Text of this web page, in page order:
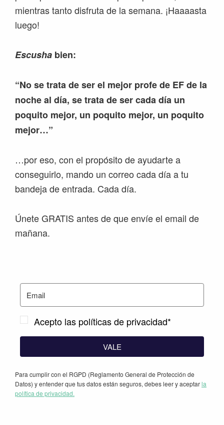
mientras tanto disfruta de la semana. ¡Haaaasta
luego!
Escusha bien:
“No se trata de ser el mejor profe de EF de la
noche al día, se trata de ser cada día un
poquito mejor, un poquito mejor, un poquito
mejor…”
…por eso, con el propósito de ayudarte a
conseguirlo, mando un correo cada día a tu
bandeja de entrada. Cada día.
Únete GRATIS antes de que envíe el email de
mañana.
Acepto las políticas de privacidad*
VALE
Para cumplir con el RGPD (Reglamento General de Protección de
Datos) y entender que tus datos están seguros, debes leer y aceptarla
política de privacidad.